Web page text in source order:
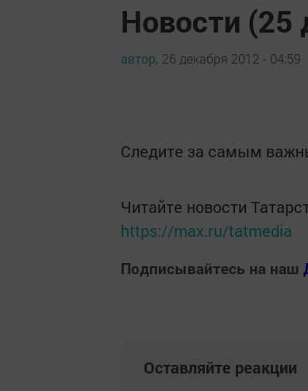
Новости (25
автор, 26 декабря 2012 - 04:59
Следите за самым
Читайте новости
https://max.ru/tatmedia
Подписывайтесь на наш
Оставляйте реакции